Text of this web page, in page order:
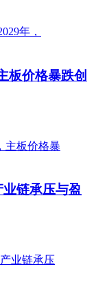
板价格暴跌创
链承压与盈